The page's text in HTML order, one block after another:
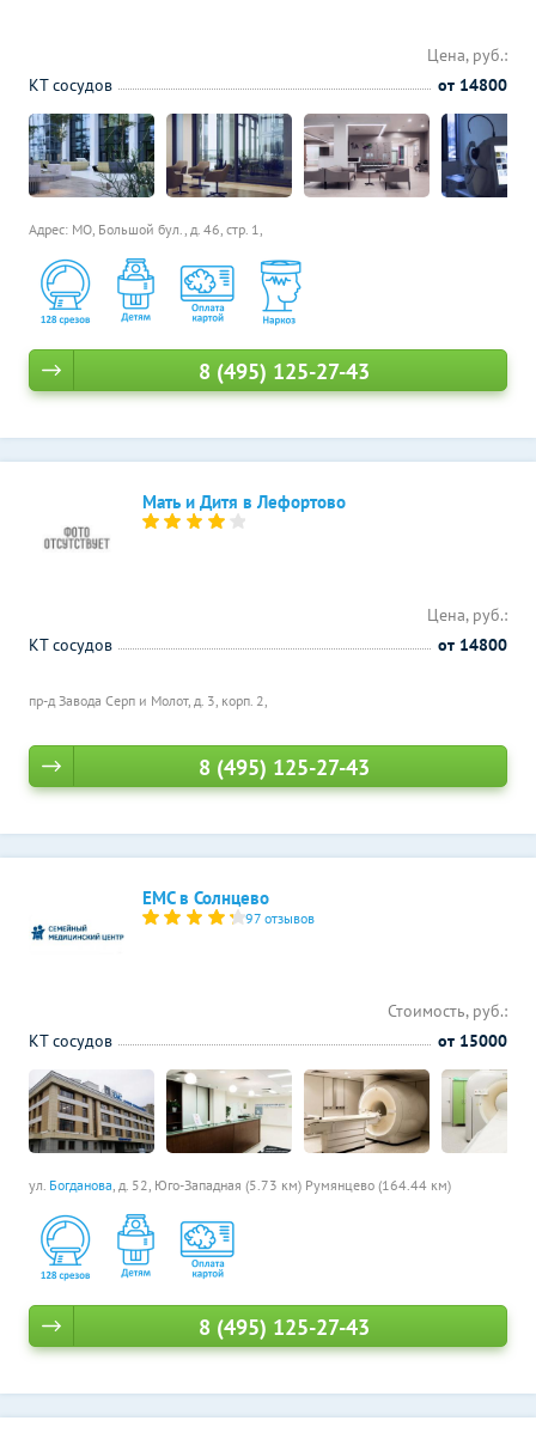
Адрес: МО, Большой бул., д. 46, стр. 1,
Цена, руб.:
КТ сосудов
от 14800
8 (495) 125-27-43
Мать и Дитя в Лефортово
пр-д Завода Серп и Молот, д. 3, корп. 2,
Цена, руб.:
КТ сосудов
от 14800
8 (495) 125-27-43
ЕМС в Солнцево
97 отзывов
ул. Богданова, д. 52, Юго-Западная (5.73 км) Румянцево (164.44 км)
Стоимость, руб.:
КТ сосудов
от 15000
8 (495) 125-27-43